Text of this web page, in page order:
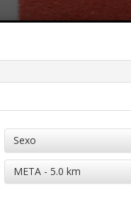
Sexo
META - 5.0 km